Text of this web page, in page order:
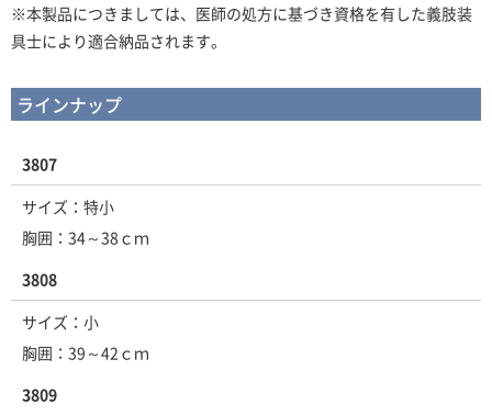
※本製品につきましては、医師の処方に基づき資格を有した義肢装
具士により適合納品されます。
ラインナップ
3807
サイズ：特小
胸囲：34～38ｃｍ
3808
サイズ：小
胸囲：39～42ｃｍ
3809